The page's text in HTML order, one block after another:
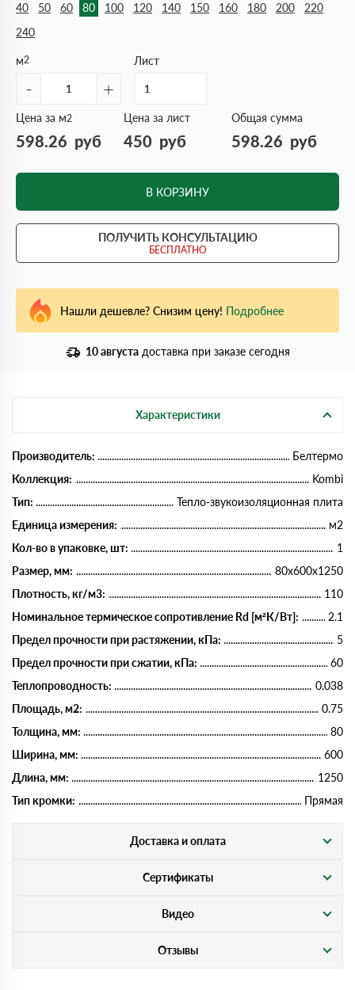
40
50 60 80 100 120 140 150 160 180 200
220
240
м2
- +
Лист
Цена за м2
598.26 руб
Цена за лист
450 руб
Общая сумма
598.26 руб
В КОРЗИНУ
ПОЛУЧИТЬ КОНСУЛЬТАЦИЮ
БЕСПЛАТНО
Нашли дешевле? Снизим цену! Подробнее
10 августа доставка при заказе сегодня
Характеристики
Производитель:
Белтермо
Коллекция:
Kombi
Тип:
Тепло-звукоизоляционная плита
Единица измерения:
м2
Кол-во в упаковке, шт:
1
Размер, мм:
80х600х1250
Плотность, кг/м3:
110
Номинальное термическое сопротивление Rd [м²К/Вт]:
2.1
Предел прочности при растяжении, кПа:
5
Предел прочности при сжатии, кПа:
60
Теплопроводность:
0.038
Площадь, м2:
0.75
Толщина, мм:
80
Ширина, мм:
600
Длина, мм:
1250
Тип кромки:
Прямая
Доставка и оплата
Сертификаты
Видео
Отзывы